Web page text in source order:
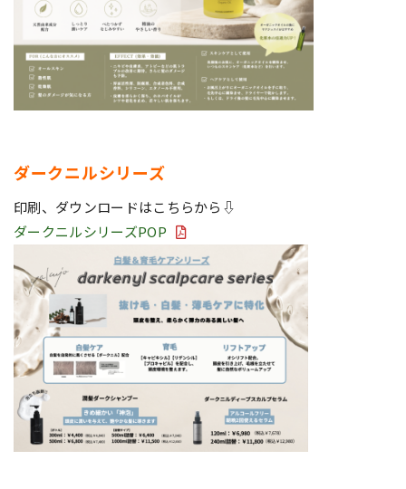
ダークニルシリーズ
印刷、ダウンロードはこちらから⇩
ダークニルシリーズPOP